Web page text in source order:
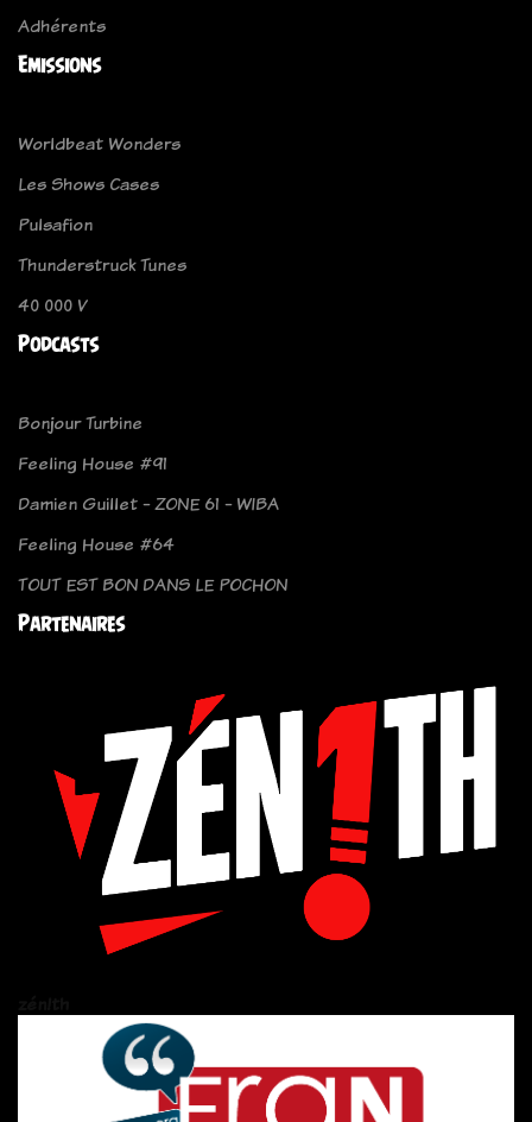
Adhérents
Emissions
Worldbeat Wonders
Les Shows Cases
Pulsafion
Thunderstruck Tunes
40 000 V
Podcasts
Bonjour Turbine
Feeling House #91
Damien Guillet - ZONE 61 - WIBA
Feeling House #64
TOUT EST BON DANS LE POCHON
Partenaires